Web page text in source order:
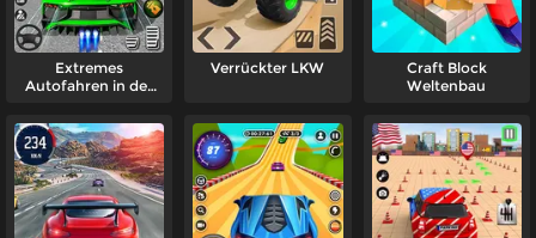
Extremes
Autofahren in der
Verrückter LKW
Craft Block
Weltenbau